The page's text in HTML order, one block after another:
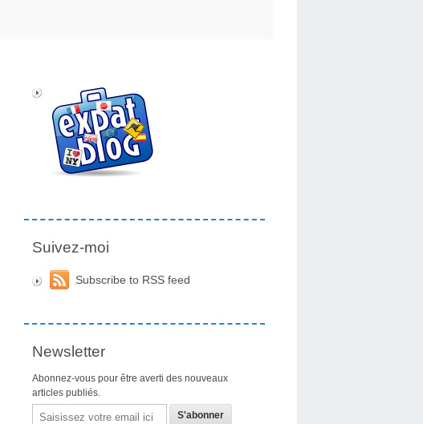
Suivez-moi
Subscribe to RSS feed
Newsletter
Abonnez-vous pour être averti des nouveaux
articles publiés.
Email